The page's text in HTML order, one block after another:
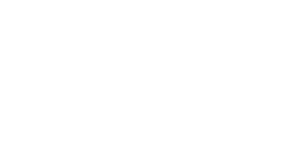
mis. Bijna altijd is dat een
vraag, een verkeerde
geen reviews,